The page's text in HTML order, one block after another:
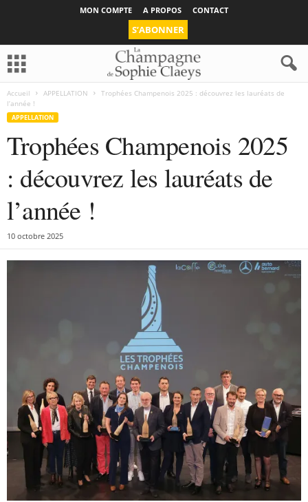
MON COMPTE A PROPOS CONTACT
S’ABONNER
Accueil APPELLATION
Trophées Champenois 2025 : découvrez les lauréats de
l’année !
APPELLATION
Trophées Champenois 2025
: découvrez les lauréats de
l’année !
10 octobre 2025